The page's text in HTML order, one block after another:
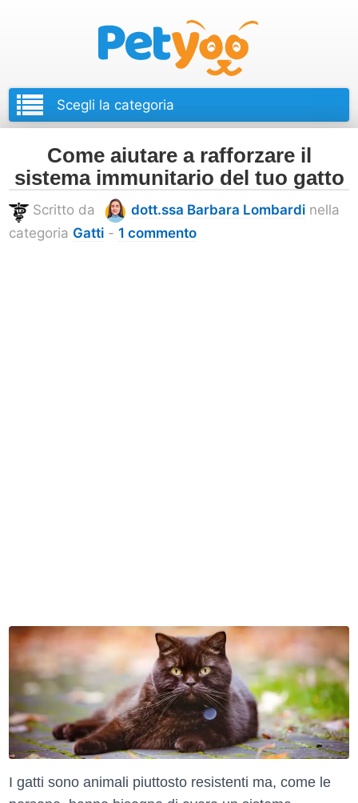
Come aiutare a rafforzare il
sistema immunitario del tuo gatto
Scritto da dott.ssa Barbara Lombardi nella
categoria Gatti - 1 commento
I gatti sono animali piuttosto resistenti ma, come le